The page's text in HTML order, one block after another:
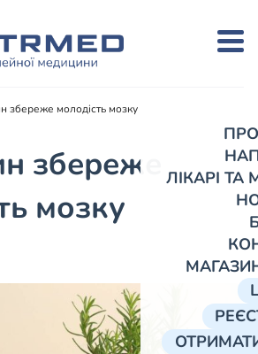
ЛІКАРІ
збереже молодість мозку
збереже
мозку